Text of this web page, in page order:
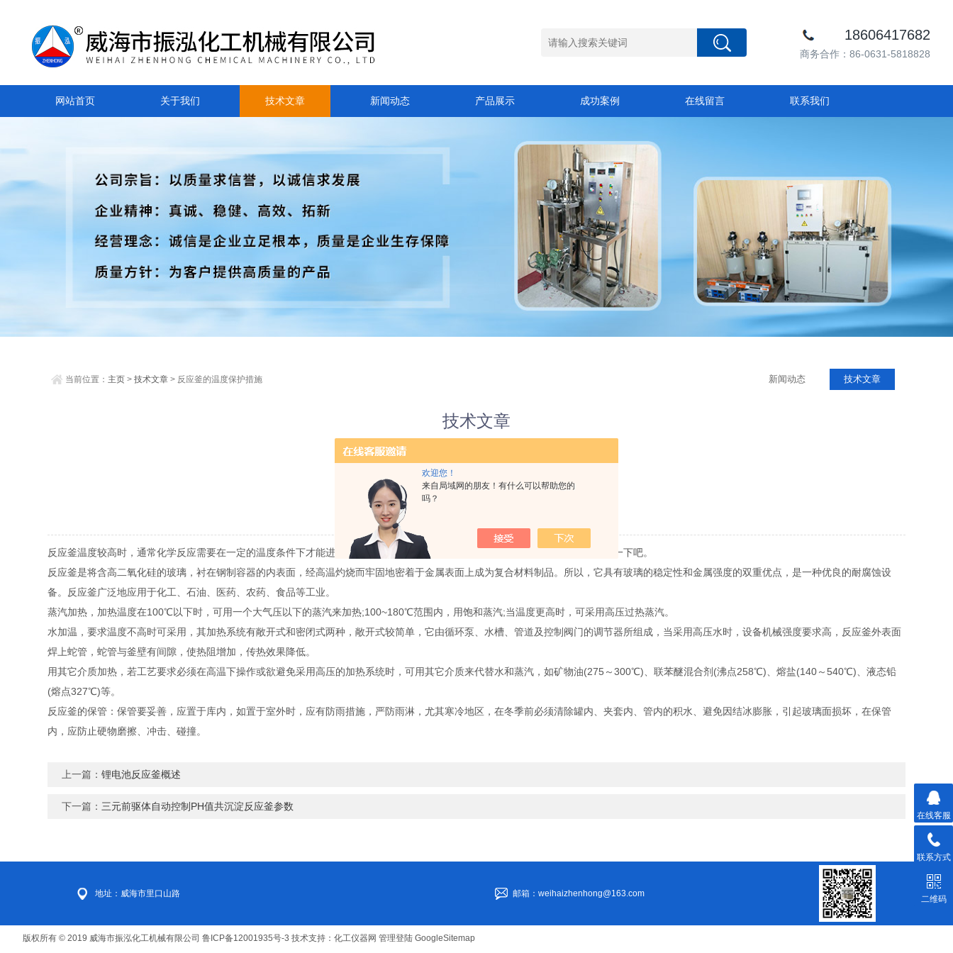
欢迎您！
来自局域网的朋友！有什么可以帮助您的
吗？
18606417682
商务合作：86-0631-5818828
网站首页 关于我们 技术文章 新闻动态 产品展示 成功案例 在线留言 联系我们
当前位置： 主页 >技术文章 > 反应釜的温度保护措施 新闻动态 技术文章
技术文章
Technical Articles
反应釜的温度保护措施
更新时间：2021-09-16 点击次数：2973
反应釜温度较高时，通常化学反应需要在一定的温度条件下才能进行，所以反应釜既承受压力又承受温度，下面咱们就详细的了解一下吧。
反应釜是将含高二氧化硅的玻璃，衬在钢制容器的内表面，经高温灼烧而牢固地密着于金属表面上成为复合材料制品。所以，它具有玻璃的稳定性和金属强度的双重优点，是一种优良的耐腐蚀设
备。反应釜广泛地应用于化工、石油、医药、农药、食品等工业。
蒸汽加热，加热温度在100℃以下时，可用一个大气压以下的蒸汽来加热;100~180℃范围内，用饱和蒸汽;当温度更高时，可采用高压过热蒸汽。
水加温，要求温度不高时可采用，其加热系统有敞开式和密闭式两种，敞开式较简单，它由循环泵、水槽、管道及控制阀门的调节器所组成，当采用高压水时，设备机械强度要求高，反应釜外表面
焊上蛇管，蛇管与釜壁有间隙，使热阻增加，传热效果降低。
用其它介质加热，若工艺要求必须在高温下操作或欲避免采用高压的加热系统时，可用其它介质来代替水和蒸汽，如矿物油(275～300℃)、联苯醚混合剂(沸点258℃)、熔盐(140～540℃)、液态铅
(熔点327℃)等。
反应釜的保管：保管要妥善，应置于库内，如置于室外时，应有防雨措施，严防雨淋，尤其寒冷地区，在冬季前必须清除罐内、夹套内、管内的积水、避免因结冰膨胀，引起玻璃面损坏，在保管
内，应防止硬物磨擦、冲击、碰撞。
上一篇：锂电池反应釜概述
下一篇： 三元前驱体自动控制PH值共沉淀反应釜参数
地址：威海市里口山路 邮箱：weihaizhenhong@163.com
版权所有 © 2019 威海市振泓化工机械有限公司 鲁ICP备12001935号-3 技术支持： 化工仪器网 管理登陆 GoogleSitemap
在线客服
联系方式
二维码